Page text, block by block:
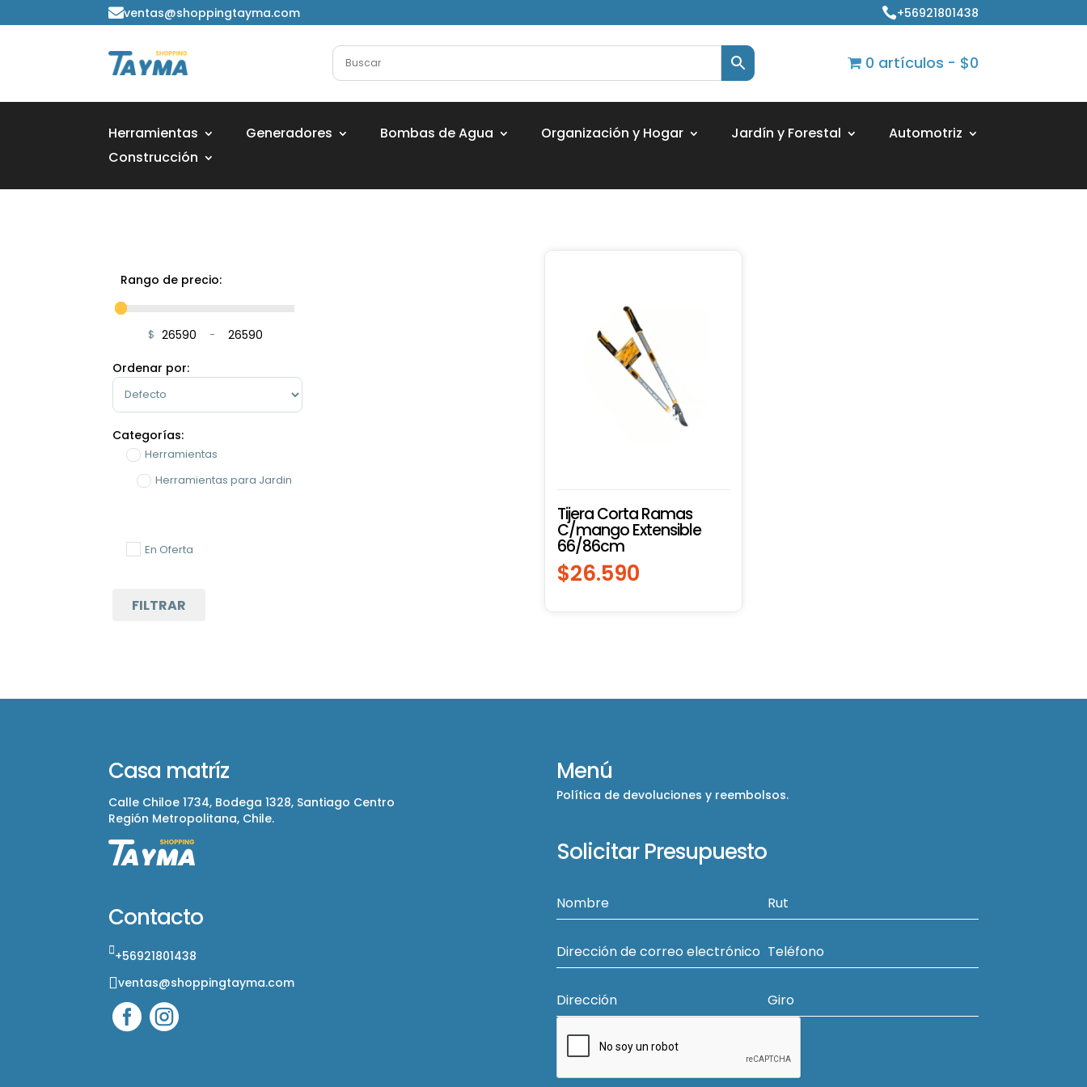
ventas@shoppingtayma.com +56921801438
0 artículos $0
Herramientas Generadores Bombas de Agua Organización y Hogar Jardín y Forestal
Automotriz
Construcción
Rango de precio:
$ Minimum Price
-
Maximum Price
Ordenar por:
Sort Products
Categorías:
Herramientas
Herramientas para Jardin
En Oferta
FILTRAR
Tijera Corta Ramas
C/mango Extensible
66/86cm
$26.590
Casa matríz
Calle Chiloe 1734, Bodega 1328, Santiago Centro
Región Metropolitana, Chile.
Contacto
+56921801438
ventas@shoppingtayma.com
 
Menú
Política de devoluciones y reembolsos.
Solicitar Presupuesto
Nombre Rut
Dirección de correo electrónico Teléfono
Dirección Giro